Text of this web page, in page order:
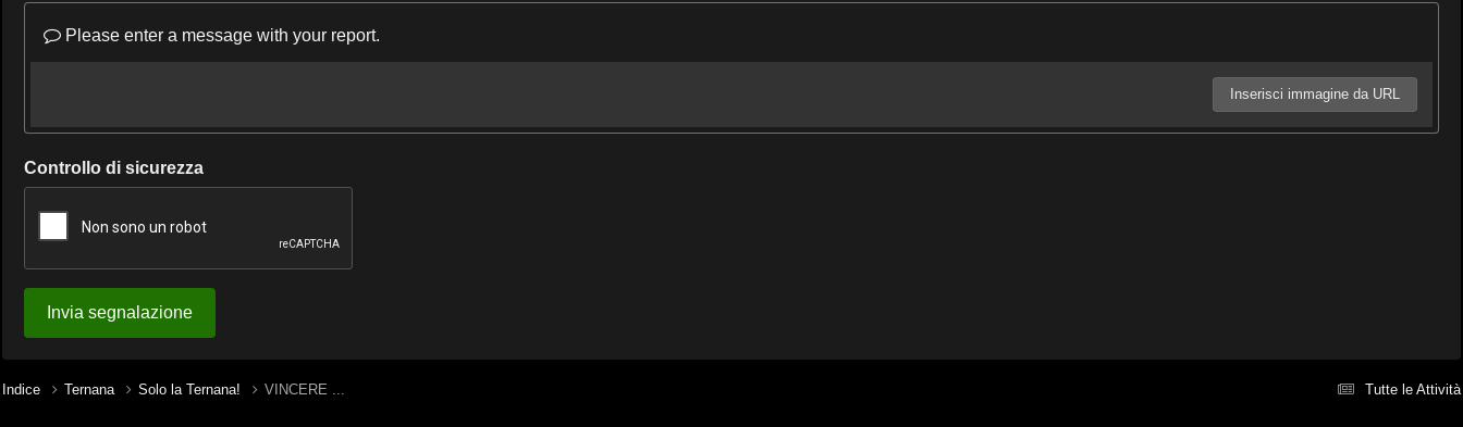
Please enter a message with your report.
Inserisci immagine da URL
Controllo di sicurezza
Invia segnalazione
Tutte le Attività
Indice Ternana Solo la Ternana! VINCERE ...